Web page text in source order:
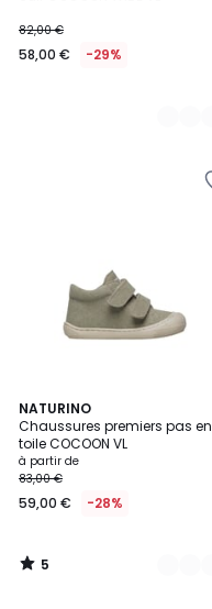
82,00 €
58,00 € -29%
NATURINO
Chaussures premiers pas en
toile COCOON VL
à partir de
83,00 €
59,00 € -28%
5
/
5
6
Couleurs
5
/